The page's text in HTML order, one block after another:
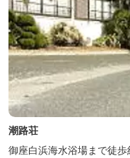
潮路荘
御座白浜海水浴場まで徒